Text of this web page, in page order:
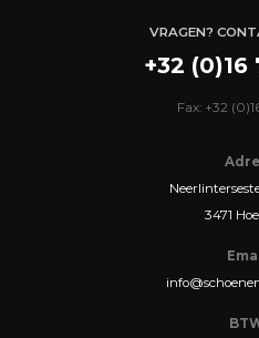
VRAGEN?
+32 (0)16
Fax: +32
3471